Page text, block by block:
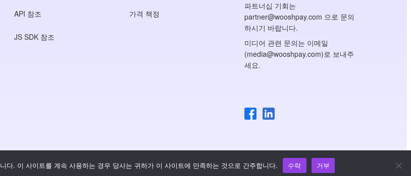
API 참조
JS SDK 참조
가격 책정
파트너십 기회는
partner@wooshpay.com 으로 문의
하시기 바랍니다.
미디어 관련 문의는 이메일
(media@wooshpay.com)로 보내주
세요.
다. 이 사이트를 계속 사용하는 경우 당사는 귀하가 이 사이트에 만족하는 것으로 간주합니다. 수락 거부